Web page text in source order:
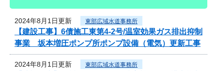
2024年8月1日更新 東部広域水道事務所
【建設工事】6債施工東第4-2号/温室効果ガス排出抑制
事業 坂本増圧ポンプ所ポンプ設備（電気）更新工事
2024年8月1日更新 東部広域水道事務所